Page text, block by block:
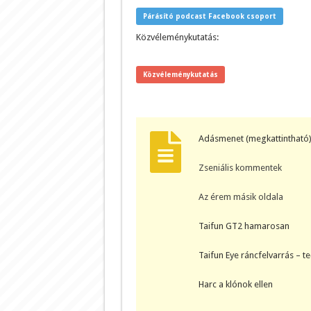
Párásító podcast Facebook csoport
Közvéleménykutatás:
Közvéleménykutatás
Adásmenet
Zseniális kommentek
Az érem másik oldala
Taifun GT2 hamarosan
Taifun Eye ráncfelvarrás –
Harc a klónok ellen